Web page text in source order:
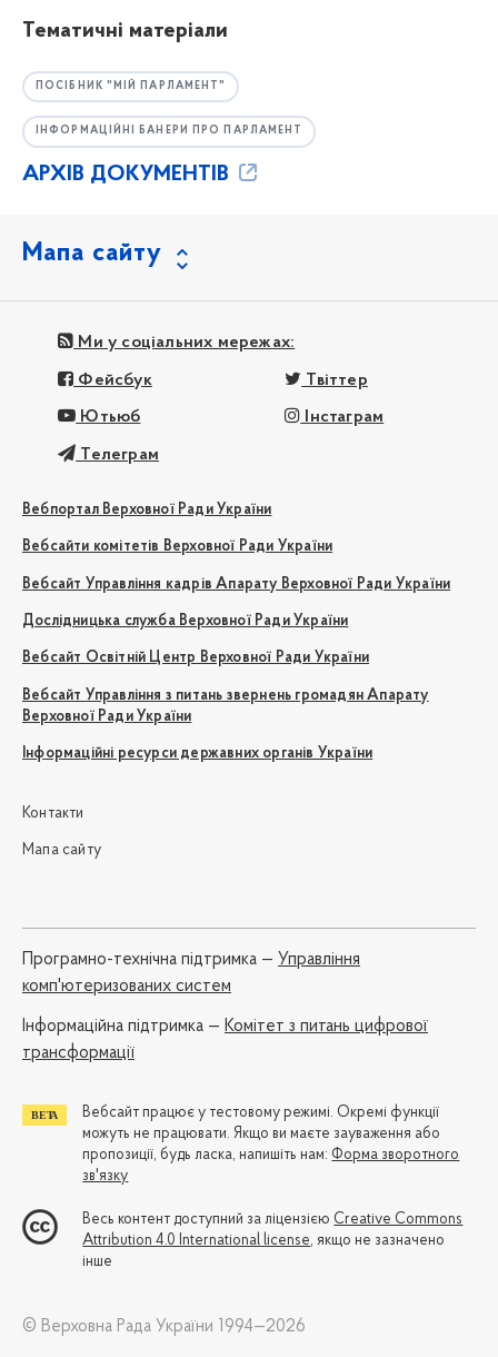
Тематичні матеріали
ПОСІБНИК "МІЙ ПАРЛАМЕНТ"
ІНФОРМАЦІЙНІ БАНЕРИ ПРО ПАРЛАМЕНТ
АРХІВ ДОКУМЕНТІВ
Мапа сайту
Ми у соціальних мережах:
Фейсбук Твіттер
Ютьюб Інстаграм
Телеграм
Вебпортал Верховної Ради України
Вебсайти комітетів Верховної Ради України
Вебсайт Управління кадрів Апарату Верховної Ради України
Дослідницька служба Верховної Ради України
Вебсайт Освітній Центр Верховної Ради України
Вебсайт Управління з питань звернень громадян Апарату
Верховної Ради України
Інформаційні ресурси державних органів України
Контакти
Мапа сайту
Програмно-технічна підтримка — Управління
комп'ютеризованих систем
Iнформаційна підтримка — Комітет з питань цифрової
трансформації
Вебсайт працює у тестовому режимі. Окремі функції
можуть не працювати. Якщо ви маєте зауваження або
пропозиції, будь ласка, напишіть нам: Форма зворотного
зв'язку
Весь контент доступний за ліцензією Creative Commons
Attribution 4.0 International license, якщо не зазначено
інше
© Верховна Рада України 1994—2026